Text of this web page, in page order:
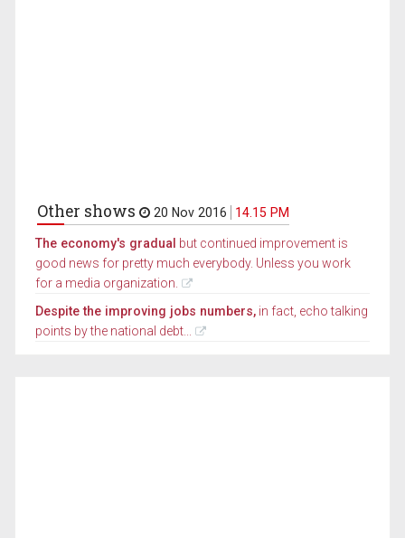
Other shows 20 Nov 2016 14.15 PM
The economy's gradual but continued improvement is
good news for pretty much everybody. Unless you work
for a media organization.
Despite the improving jobs numbers, in fact, echo talking
points by the national debt...